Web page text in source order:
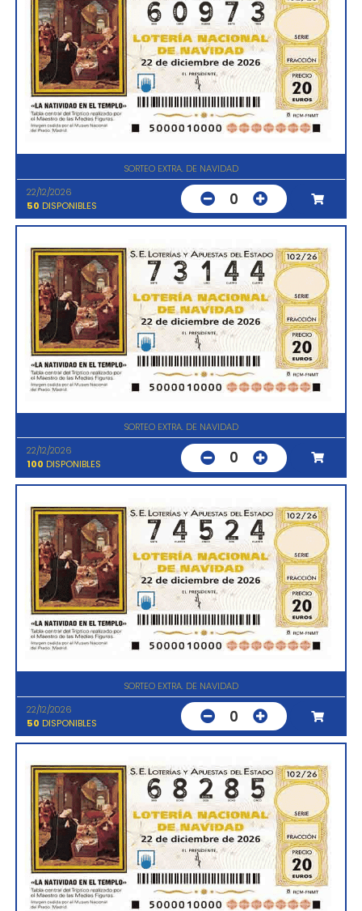
SORTEO EXTRA. DE NAVIDAD
22/12/2026
50 DISPONIBLES 0
SORTEO EXTRA. DE NAVIDAD
22/12/2026
100 DISPONIBLES 0
SORTEO EXTRA. DE NAVIDAD
22/12/2026
50 DISPONIBLES 0